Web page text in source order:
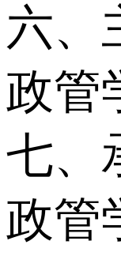
六、
政管
七、
政管